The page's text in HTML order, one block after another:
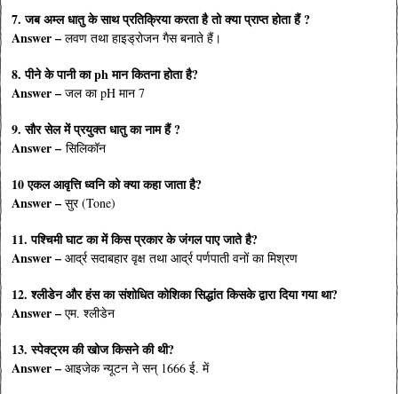
7. जब अम्ल धातु के साथ प्रतिक्रिया करता है तो क्या प्राप्त होता हैं ?
Answer –लवण तथा हाइड्रोजन गैस बनाते हैं।
8. पीने के पानी का ph मान कितना होता है?
Answer –जल का pH मान 7
9. सौर सेल में प्रयुक्त धातु का नाम हैं ?
Answer –सिलिकॉन
10 एकल आवृत्ति ध्वनि को क्या कहा जाता है?
Answer –सुर (Tone)
11. पश्चिमी घाट का में किस प्रकार के जंगल पाए जाते है?
Answer –आर्द्र सदाबहार वृक्ष तथा आर्द्र पर्णपाती वनों का मिश्रण
12. श्लीडेन और हंस का संशोधित कोशिका सिद्धांत किसके द्वारा दिया गया था?
Answer –एम. श्लीडेन
13. स्पेक्ट्रम की खोज किसने की थी?
Answer –आइजेक न्यूटन ने सन् 1666 ई. में